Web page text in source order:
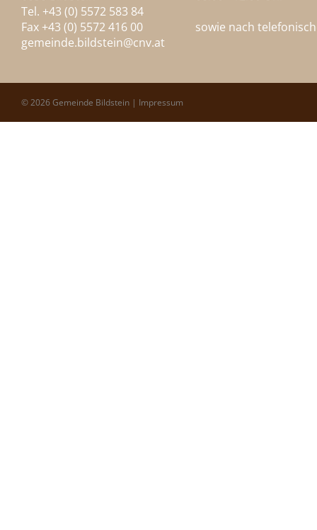
Tel. +43 (0) 5572 583 84
Fax +43 (0) 5572 416 00
gemeinde.bildstein@cnv.at
sowie nach
© 2026 Gemeinde Bildstein | Impressum